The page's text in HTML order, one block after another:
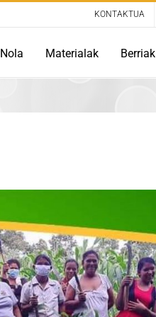
KONTAKTUA
Nola Materialak Berriak